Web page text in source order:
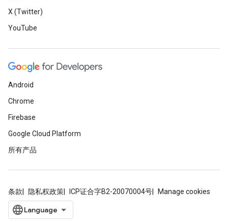
X (Twitter)
YouTube
Android
Chrome
Firebase
Google Cloud Platform
所有产品
条款 隐私权政策 ICP证合字B2-20070004号 Manage cookies